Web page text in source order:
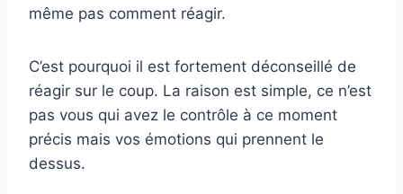
même pas comment réagir.
C’est pourquoi il est fortement déconseillé de
réagir sur le coup. La raison est simple, ce n’est
pas vous qui avez le contrôle à ce moment
précis mais vos émotions qui prennent le
dessus.